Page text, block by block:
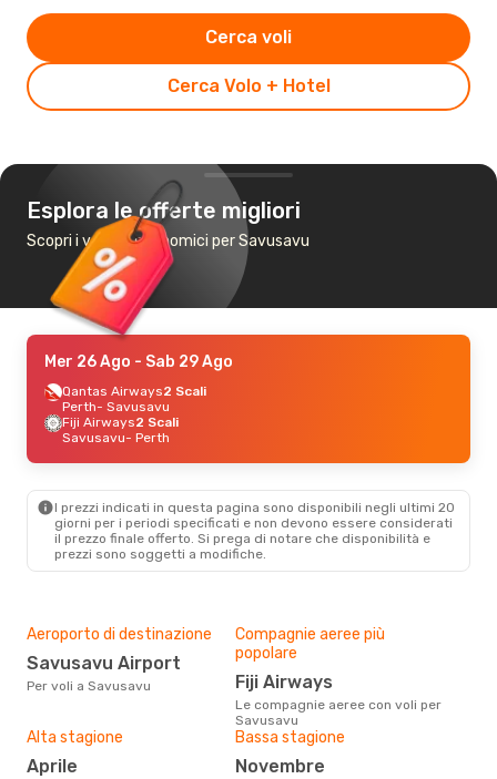
Cerca Volo + Hotel
Cerca voli
Esplora le offerte migliori
Scopri i voli più economici per Savusavu
Mer 26 Ago - Sab 29 Ago
Qantas Airways2 Scali
Perth- Savusavu
Fiji Airways2 Scali
Savusavu- Perth
I prezzi indicati in questa pagina sono disponibili negli ultimi 20
giorni per i periodi specificati e non devono essere considerati
il ​​prezzo finale offerto. Si prega di notare che disponibilità e
prezzi sono soggetti a modifiche.
Aeroporto di destinazione
Savusavu Airport
Per voli a Savusavu
Compagnie aeree più
popolare
Fiji Airways
Le compagnie aeree con voli per
Savusavu
Alta stagione
aprile
Bassa stagione
novembre